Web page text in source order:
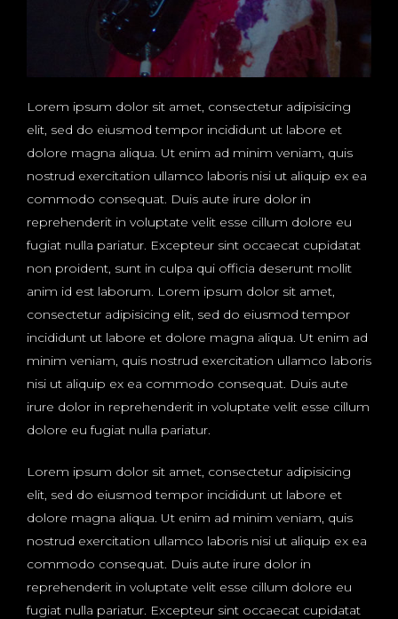
Lorem ipsum dolor sit amet, consectetur adipisicing
elit, sed do eiusmod tempor incididunt ut labore et
dolore magna aliqua. Ut enim ad minim veniam, quis
nostrud exercitation ullamco laboris nisi ut aliquip ex ea
commodo consequat. Duis aute irure dolor in
reprehenderit in voluptate velit esse cillum dolore eu
fugiat nulla pariatur. Excepteur sint occaecat cupidatat
non proident, sunt in culpa qui officia deserunt mollit
anim id est laborum. Lorem ipsum dolor sit amet,
consectetur adipisicing elit, sed do eiusmod tempor
incididunt ut labore et dolore magna aliqua. Ut enim ad
minim veniam, quis nostrud exercitation ullamco laboris
nisi ut aliquip ex ea commodo consequat. Duis aute
irure dolor in reprehenderit in voluptate velit esse cillum
dolore eu fugiat nulla pariatur.
Lorem ipsum dolor sit amet, consectetur adipisicing
elit, sed do eiusmod tempor incididunt ut labore et
dolore magna aliqua. Ut enim ad minim veniam, quis
nostrud exercitation ullamco laboris nisi ut aliquip ex ea
commodo consequat. Duis aute irure dolor in
reprehenderit in voluptate velit esse cillum dolore eu
fugiat nulla pariatur. Excepteur sint occaecat cupidatat